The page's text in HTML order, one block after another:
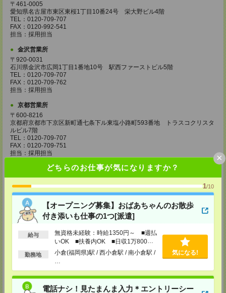
どちらのお仕事が気になりますか？
1/10
【オープニング募集】おばあちゃんのお散歩
付き添いも仕事の1つ[派遣]
給与
無資格未経験：時給1350円～ ■週払
いOK ■扶養内OK ■日収1万800円
以上
勤務地
小倉(福岡県)駅 / 西小倉駅 / 南小倉駅 /
気になる!
電話ナシ！見たまんま入力＊エントリーシー
×
〒461-0005
愛知県名古屋市東区東桜1丁目10番24号 栄大野ビル4階
TEL：0120-709-707
FAX：0120-992-541
担当：採用担当
金沢営業所
〒920-0031
石川県金沢市広岡1丁目1番地10号 駅西ファーストビル5階
TEL：0120-709-707
FAX：0120-709-762
担当：採用担当
京都営業所
〒600-8216
京都府京都市下京区新町通七条下ル東塩小路町593番地 トラスコクリスタ
ルビル7階
TEL：0120-709-707
FAX：0120-709-751
担当：採用担当
大阪営業所
〒530-0017
大阪府大阪市北区角田町8番1号 大阪梅田ツインタワーズ・ノース34階
TEL：0120-995-985
FAX：0120-992-568
担当：採用担当
神戸営業所
〒650-0044
兵庫県神戸市中央区東川崎町1丁目3番3号 神戸ハーバーランドセンタービ
TEL：0120-995-984
FAX：0120-709-785
担当：採用担当
広島営業所